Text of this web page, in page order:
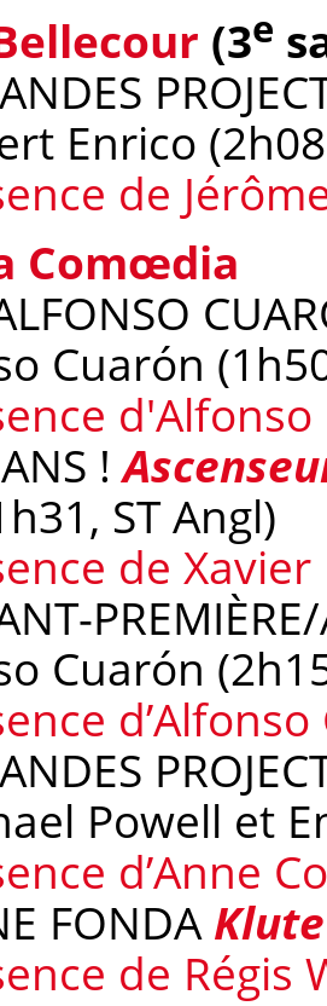
(3e
Enrico
de
Comœdia
Cuarón
!
ST Angl)
de
Cuarón
Powell et
d’Anne
FONDA Klute
de Régis